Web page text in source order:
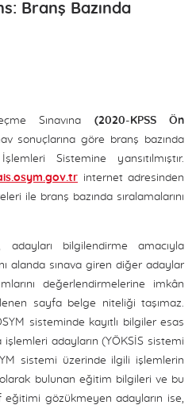
Branş Bazında
Sınavına (2020-KPSS Ön
sonuçlarına göre branş bazında
Sistemine yansıtılmıştır.
internet adresinden
ile branş bazında sıralamalarını
adayları bilgilendirme amacıyla
alanda sınava giren diğer adaylar
değerlendirmelerine imkân
sayfa belge niteliği taşımaz.
sisteminde kayıtlı bilgiler esas
işlemleri adayların (YÖKSİS sistemi
sistemi üzerinde ilgili işlemlerin
bulunan eğitim bilgileri ve bu
gözükmeyen adayların ise,